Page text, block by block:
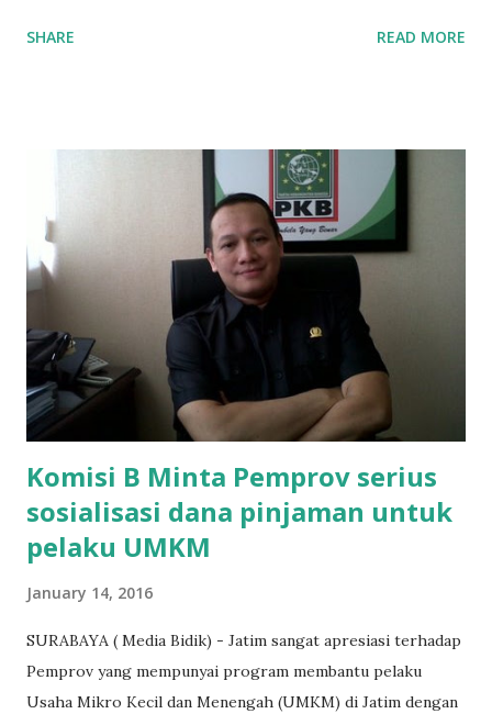
SMAN 8 Jalan Iskandar Muda Surabaya mengatakan, ada
Mujib menambahkan, akhirnya terpaksa ortu nya pinjam
uang tetangga 500 ribu, agar anaknya bisa ikut ujian.
"Kasihan dia sudah tidak punya ayah, ibunya saudara saya,
kerja sebagai pembantu rumah tangga. Tolong dibantu mas,
agar uang bisa kembali,"ungkapnya. Perihal adanya
penarikan uang iuran untuk pembangunan gedung sekolah,
dibenarkan oleh Atika Fadhilah siswa kelas XI saat
diwawancarai. "Benar, bilangnya wajib Rp 1,5 juta dan waktu
terakh...
SHARE READ MORE
Komisi B Minta Pemprov serius
sosialisasi dana pinjaman untuk
pelaku UMKM
January 14, 2016
SURABAYA ( Media Bidik) - Jatim sangat apresiasi terhadap
Pemprov yang mempunyai program membantu pelaku
Usaha Mikro Kecil dan Menengah (UMKM) di Jatim dengan